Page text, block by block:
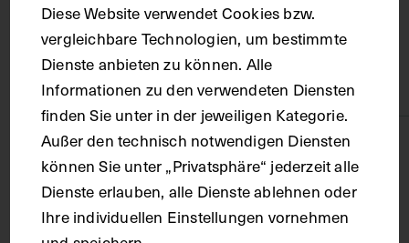
Karton
Technik
Fotografie
Diese Website verwendet Cookies bzw.
vergleichbare Technologien, um bestimmte
Dienste anbieten zu können. Alle
Informationen zu den verwendeten Diensten
finden Sie unter in der jeweiligen Kategorie.
Außer den technisch notwendigen Diensten
können Sie unter „Privatsphäre“ jederzeit alle
Dienste erlauben, alle Dienste ablehnen oder
Ihre individuellen Einstellungen vornehmen